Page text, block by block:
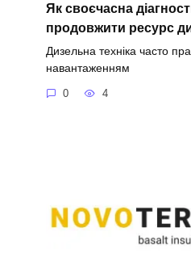
Як своєчасна
продовжити ресурс
Дизельна техніка часто
навантаженням
0 4